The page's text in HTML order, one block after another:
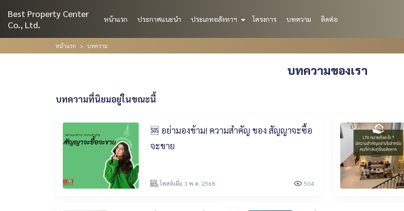
Best Property Center
Co., Ltd.
หน้าแรก ประกาศแนะนำ ประเภทอสังหาฯ โครงการ บทความ ติดต่อ
หน้าแรก บทความ
บทความของเรา
บทความที่นิยมอยู่ในขณะนี้
🆘 อย่ามองข้าม! ความสำคัญ ของ สัญญาจะซื้อ
จะขาย
โพสต์เมื่อ 3 พ.ค. 2568 504